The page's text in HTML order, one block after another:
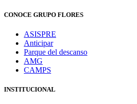
CONOCE GRUPO FLORES
ASISPRE
Anticipar
Parque del descanso
AMG
CAMPS
INSTITUCIONAL